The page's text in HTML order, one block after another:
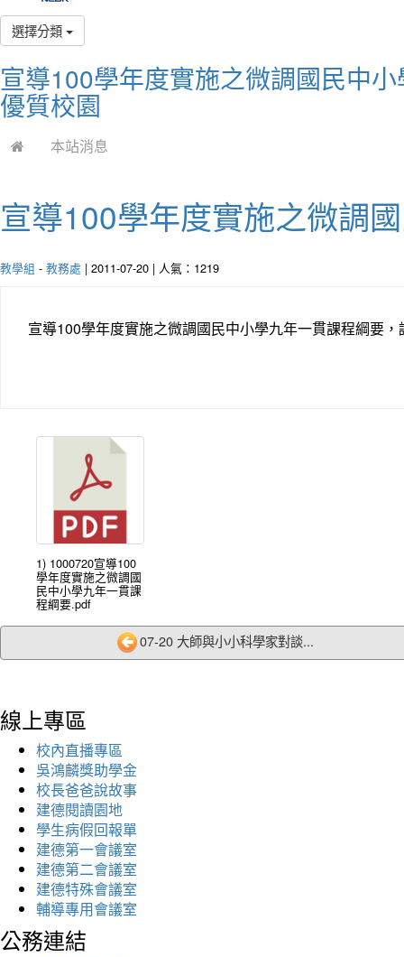
選擇分類
宣導100學年度實施之微調國民中
優質校園
本站消息
宣導100學年度實施之微調
教學組 - 教務處 | 2011-07-20 | 人氣：1219
宣導100學年度實施之微調國民中小學九年一貫課程綱要
1) 1000720宣導100
學年度實施之微調國
民中小學九年一貫課
程綱要.pdf
07-20 大師與小小科學家對談...
線上專區
校內直播專區
吳鴻麟獎助學金
校長爸爸說故事
建德閱讀園地
學生病假回報單
建德第一會議室
建德第二會議室
建德特殊會議室
輔導專用會議室
公務連結